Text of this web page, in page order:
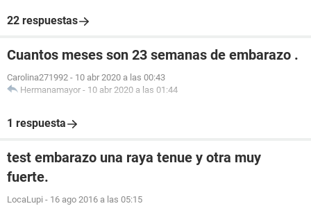
22 respuestas
Cuantos meses son 23 semanas de embarazo .
Carolina271992 - 10 abr 2020 a las 00:43
Hermanamayor - 10 abr 2020 a las 01:44
1 respuesta
test embarazo una raya tenue y otra muy
fuerte.
LocaLupi - 16 ago 2016 a las 05:15